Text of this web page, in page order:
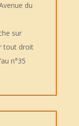
du
sur
tout droit
n°35